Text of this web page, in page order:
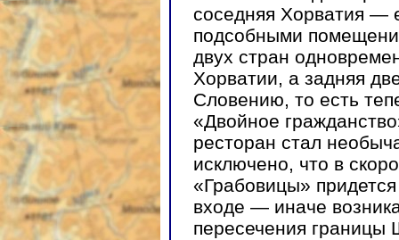
соседняя Хорватия —
подсобными
двух стран
Хорватии, а задняя
Словению, то есть
«Двойное
ресторан стал
исключено, что в
«Грабовицы»
входе — иначе
пересечения границы